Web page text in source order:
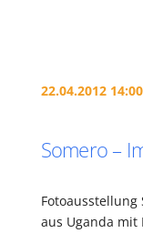
22.04.2012
Somero –
aus Uganda